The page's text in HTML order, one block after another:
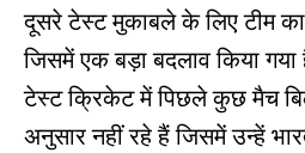
दूसरे टेस्ट मुकाबले के लिए टीम
जिसमें एक बड़ा बदलाव किया
टेस्ट क्रिकेट में पिछले कुछ मैच
अनुसार नहीं रहे हैं जिसमें उन्हें